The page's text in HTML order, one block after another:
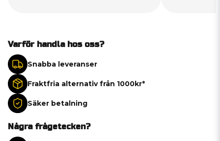
Varför handla hos oss?
Snabba leveranser
Fraktfria alternativ från 1000kr*
Säker betalning
Några frågetecken?